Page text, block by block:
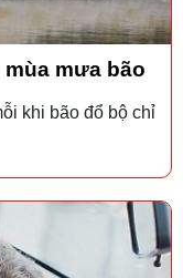
mưa bão
khi bão đổ bộ chỉ